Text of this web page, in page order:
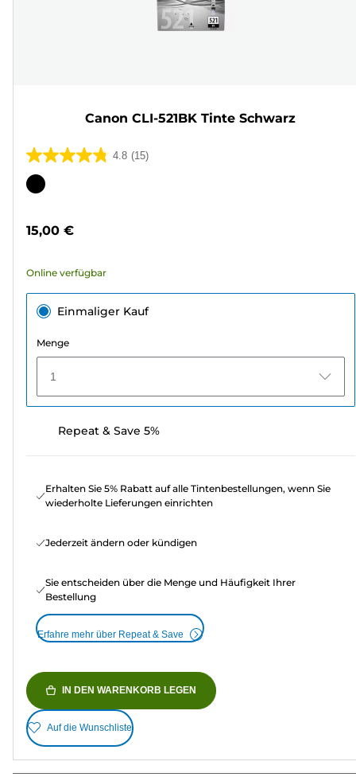
Canon CLI-521BK Tinte Schwarz
4.8 (15)
4.8
von
15
Farbpatrone
15,00 €
Online verfügbar
Einmaliger Kauf
Menge
1
Repeat & Save 5%
Erhalten Sie 5% Rabatt auf alle Tintenbestellungen, wenn Sie
wiederholte Lieferungen einrichten
Jederzeit ändern oder kündigen
Sie entscheiden über die Menge und Häufigkeit Ihrer
Bestellung
Erfahre mehr über Repeat & Save
IN DEN WARENKORB LEGEN
Auf die Wunschliste